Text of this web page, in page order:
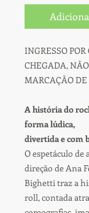
INGRESSO
CHEGADA,
MARCAÇÃO
A história do
forma lúdica,
divertida e com
O espetáculo
direção de Ana
Bighetti traz a
roll, contada